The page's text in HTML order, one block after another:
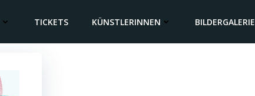
TICKETS KÜNSTLERINNEN BILDERGALERIE